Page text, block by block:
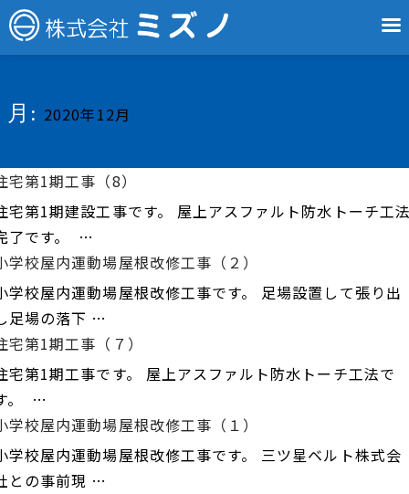
月: 2020年12月
宅第1期工事（8）
宅第1期建設工事です。 屋上アスファルト防水トーチ工
了です。 …
学校屋内運動場屋根改修工事（２）
学校屋内運動場屋根改修工事です。 足場設置して張り出
足場の落下 …
宅第1期工事（７）
宅第1期工事です。 屋上アスファルト防水トーチ工法で
。 …
学校屋内運動場屋根改修工事（１）
学校屋内運動場屋根改修工事です。 三ツ星ベルト株式会
との事前現 …